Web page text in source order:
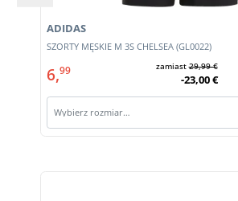
SZORTY MĘSKIE M 3S CHELSEA (GL0022)
ADIDAS
6,99 zamiast29,99 €
-23,00 €
Wybierz rozmiar…